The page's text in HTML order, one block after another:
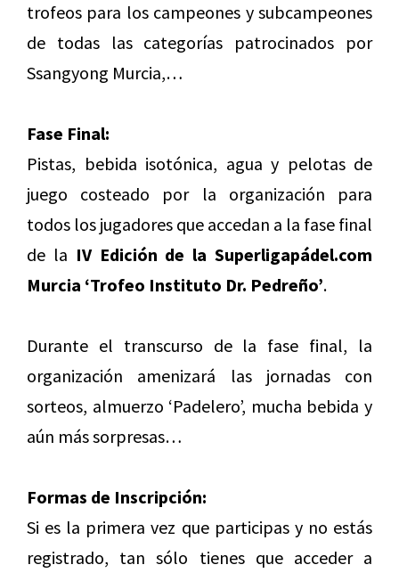
trofeos para los campeones y subcampeones
de todas las categorías patrocinados por
Ssangyong Murcia,…
Fase Final:
Pistas, bebida isotónica, agua y pelotas de
juego costeado por la organización para
todos los jugadores que accedan a la fase final
de la IV Edición de la Superligapádel.com
Murcia ‘Trofeo Instituto Dr. Pedreño’.
Durante el transcurso de la fase final, la
organización amenizará las jornadas con
sorteos, almuerzo ‘Padelero’, mucha bebida y
aún más sorpresas…
Formas de Inscripción:
Si es la primera vez que participas y no estás
registrado, tan sólo tienes que acceder a